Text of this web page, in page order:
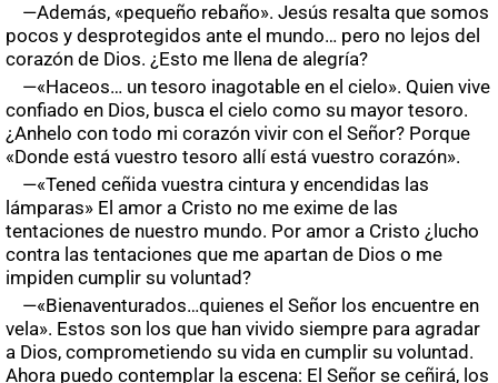
—Además, «pequeño rebaño». Jesús resalta que somos
pocos y desprotegidos ante el mundo… pero no lejos del
corazón de Dios. ¿Esto me llena de alegría?
—«Haceos… un tesoro inagotable en el cielo». Quien vive
confiado en Dios, busca el cielo como su mayor tesoro.
¿Anhelo con todo mi corazón vivir con el Señor? Porque
«Donde está vuestro tesoro allí está vuestro corazón».
—«Tened ceñida vuestra cintura y encendidas las
lámparas» El amor a Cristo no me exime de las
tentaciones de nuestro mundo. Por amor a Cristo ¿lucho
contra las tentaciones que me apartan de Dios o me
impiden cumplir su voluntad?
—«Bienaventurados…quienes el Señor los encuentre en
vela». Estos son los que han vivido siempre para agradar
a Dios, comprometiendo su vida en cumplir su voluntad.
Ahora puedo contemplar la escena: El Señor se ceñirá, los